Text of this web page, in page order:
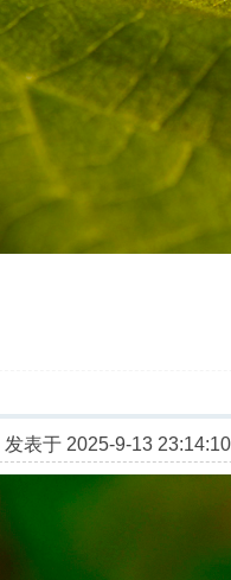
发表于 2025-9-13 23:14:10